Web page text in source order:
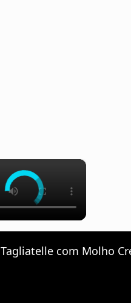
×
Tagliatelle com Molho